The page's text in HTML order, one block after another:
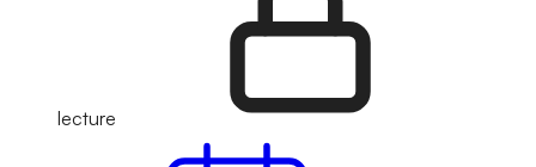
lecture